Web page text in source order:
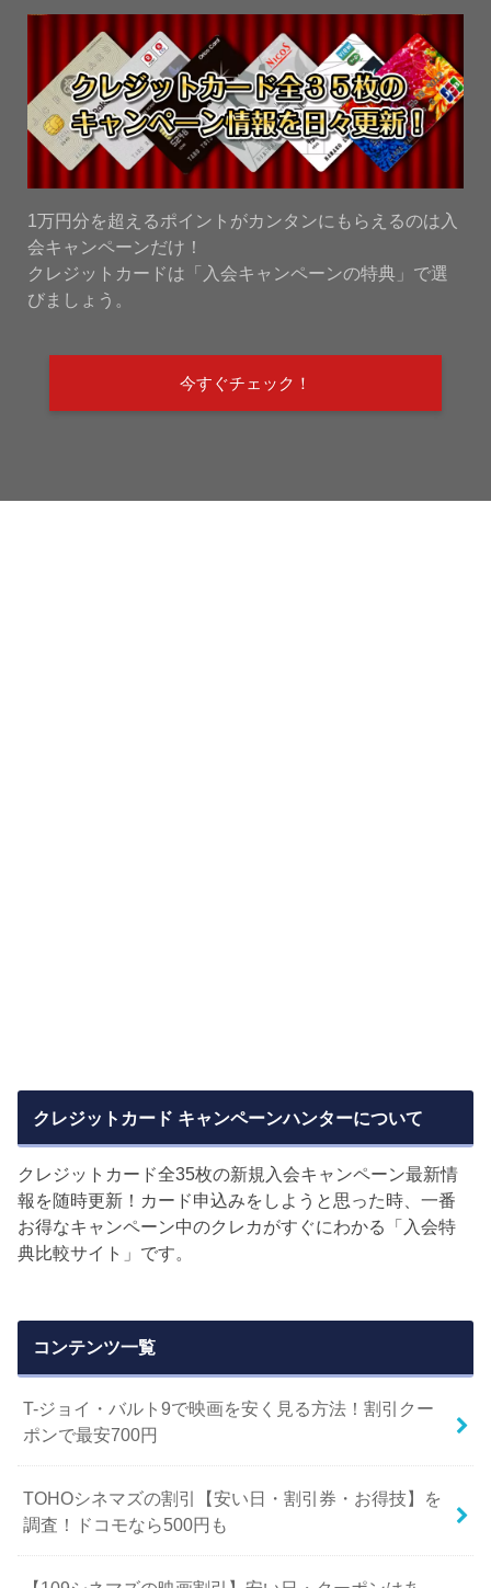
1万円分を超えるポイントがカンタンにもらえるのは入
会キャンペーンだけ！
クレジットカードは「入会キャンペーンの特典」で選
びましょう。
今すぐチェック！
クレジットカード キャンペーンハンターについて
クレジットカード全35枚の新規入会キャンペーン最新情
報を随時更新！カード申込みをしようと思った時、一番
お得なキャンペーン中のクレカがすぐにわかる「入会特
典比較サイト」です。
コンテンツ一覧
T-ジョイ・バルト9で映画を安く見る方法！割引クー
ポンで最安700円
TOHOシネマズの割引【安い日・割引券・お得技】を
調査！ドコモなら500円も